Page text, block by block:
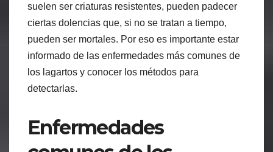
suelen ser criaturas resistentes, pueden padecer
ciertas dolencias que, si no se tratan a tiempo,
pueden ser mortales. Por eso es importante estar
informado de las enfermedades más comunes de
los lagartos y conocer los métodos para
detectarlas.
Enfermedades